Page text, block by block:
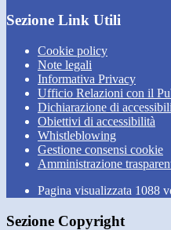
Sezione Link Utili
Cookie policy
Note legali
Informativa Privacy
Ufficio Relazioni con il
Dichiarazione di
Obiettivi di accessibilità
Whistleblowing
Gestione consensi cookie
Amministrazione
Pagina visualizzata 1088
Sezione Copyright